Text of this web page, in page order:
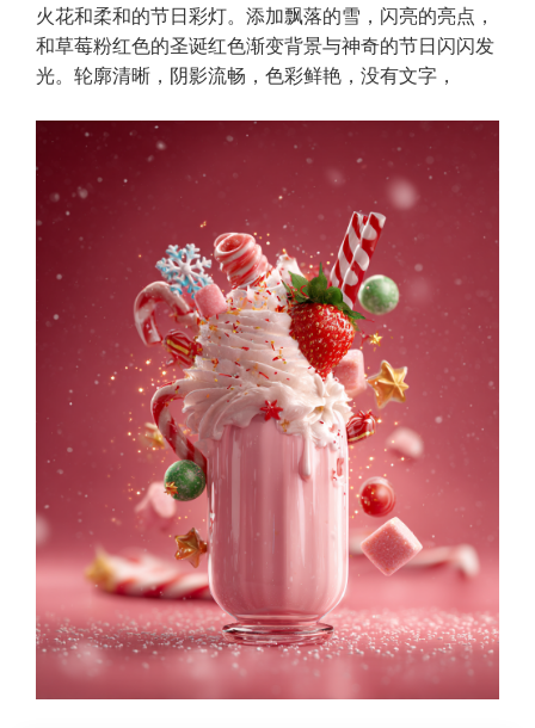
火花和柔和的节日彩灯。添加飘落的雪，闪亮的亮点，
和草莓粉红色的圣诞红色渐变背景与神奇的节日闪闪发
光。轮廓清晰，阴影流畅，色彩鲜艳，没有文字，